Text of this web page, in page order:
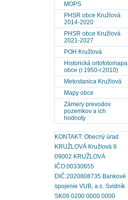
MOPS
PHSR obce Kružlová
2014-2020
PHSR obce Kružlová
2021-2027
POH Kružlová
Historická ortofotomapa
obce (r.1950-r.2010)
Metostanica Kružlová
Mapy obce
Zámery prevodov
pozemkov a ich
hodnoty
KONTAKT: Obecný úrad
KRUŽLOVÁ Kružlová 8
09002 KRUŽLOVÁ
IČO:00330655
DIČ:2020808735 Bankové
spojenie VUB, a.s. Svidník
SK09 0200 0000 0000